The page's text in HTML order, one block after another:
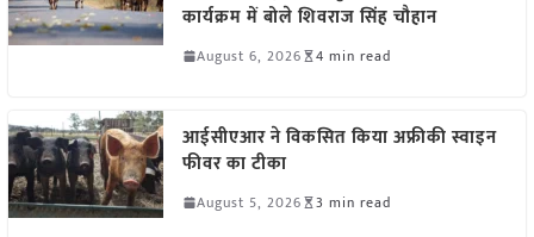
कार्यक्रम में बोले शिवराज सिंह चौहान
August 6, 2026 4 min read
आईसीएआर ने विकसित किया अफ्रीकी स्वाइन
फीवर का टीका
August 5, 2026 3 min read